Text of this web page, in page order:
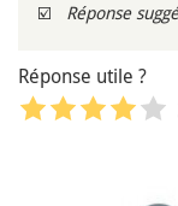
☑️ Réponse
Réponse utile ?